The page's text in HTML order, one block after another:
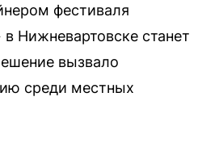
фестиваля
Нижневартовске станет
вызвало
среди местных